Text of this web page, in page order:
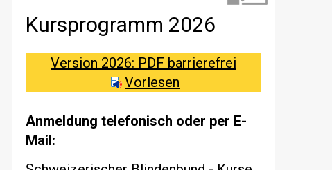
Kursprogramm 2026
Version 2026: PDF barrierefrei
Vorlesen
Anmeldung telefonisch oder per E-
Mail: